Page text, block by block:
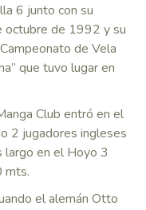
6 junto con su
octubre de 1992 y su
de Vela
que tuvo lugar en
Club entró en el
2 jugadores ingleses
largo en el Hoyo 3
mts.
el alemán Otto